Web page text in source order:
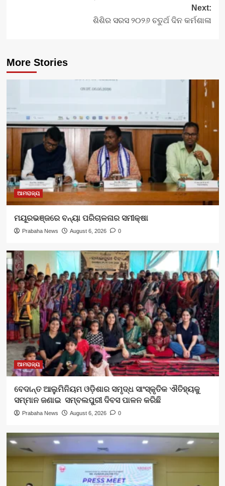
Next:
ଶିଶିର ସରସ ୨୦୨୬ ଚତୁର୍ଥ ଦିନ କର୍ମଶାଳା
More Stories
ଆମରାଜ୍ୟ
ମୟୂରଭଞ୍ଜରେ ବନ୍ୟା ପରିଚାଳନାର ସମୀକ୍ଷା
Prabaha News August 6, 2026 0
ଆମରାଜ୍ୟ
ବେଦାନ୍ତ ଆଲୁମିନିୟମ ଓଡ଼ିଶାର ସମୃଦ୍ଧ ସାଂସ୍କୃତିକ ଐତିହ୍ୟକୁ
ସମ୍ମାନ ଜଣାଇ ସମ୍ବଲପୁରୀ ଦିବସ ପାଳନ କରିଛି
Prabaha News August 6, 2026 0